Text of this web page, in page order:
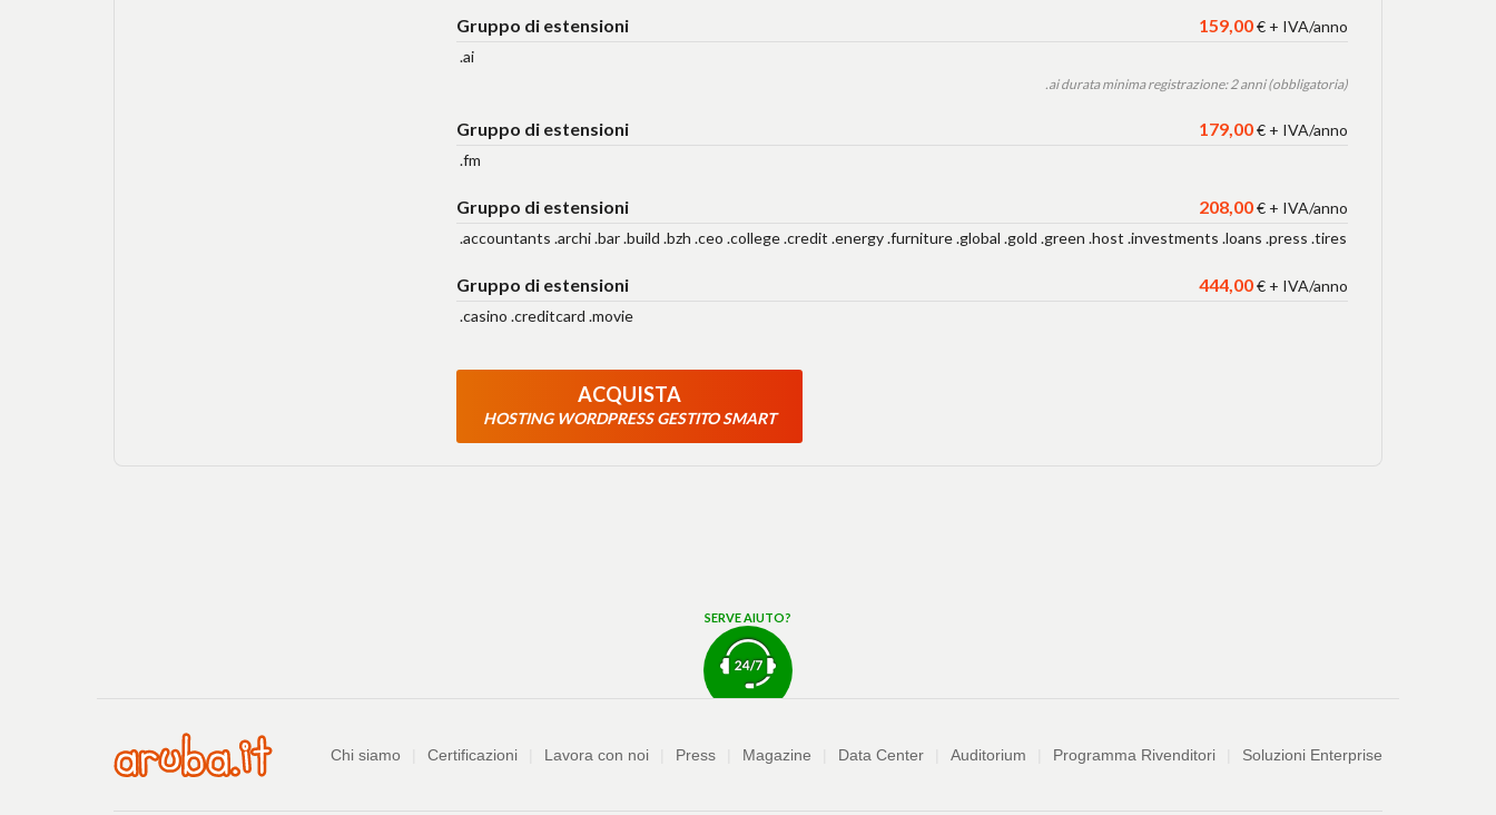
Gruppo di estensioni 159,00€ + IVA/anno
.ai
.ai durata minima registrazione: 2 anni (obbligatoria)
Gruppo di estensioni 179,00€ + IVA/anno
.fm
Gruppo di estensioni 208,00€ + IVA/anno
.accountants .archi .bar .build .bzh .ceo .college .credit .energy .furniture .global .gold .green .host .investments .loans .press .tires
Gruppo di estensioni 444,00€ + IVA/anno
.casino .creditcard .movie
ACQUISTA
HOSTING WORDPRESS GESTITO SMART
SERVE AIUTO?
Azienda
Chi siamo Certificazioni Lavora con noi Press Magazine Data Center Auditorium Programma Rivenditori Soluzioni Enterprise